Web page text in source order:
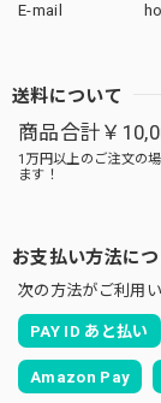
E-mail
送料について
商品合計￥
1万円以上のご注文の
ます！
お支払い方法に
次の方法がご利用い
PAY ID あと払い
Amazon Pay